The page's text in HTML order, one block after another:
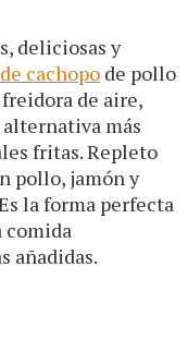
deliciosas y
cachopo de pollo
de aire,
más
fritas. Repleto
pollo, jamón y
la forma perfecta
comida
añadidas.